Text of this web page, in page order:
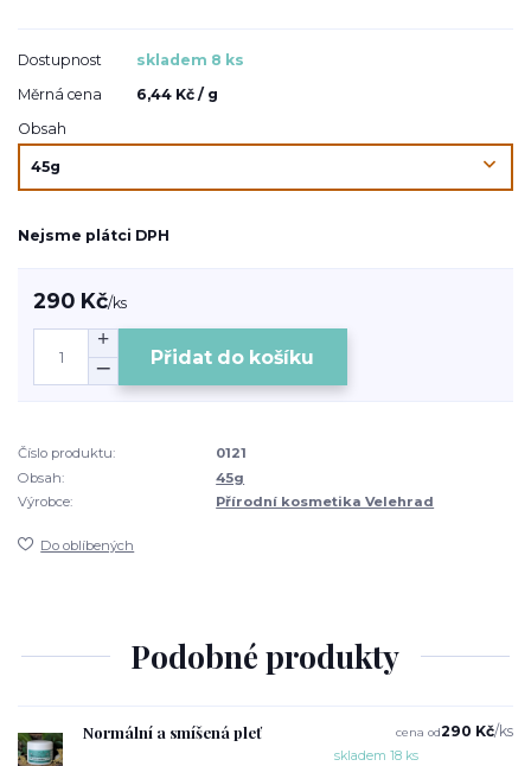
Dostupnost
skladem 8 ks
Měrná cena
6,44 Kč / g
Obsah
Nejsme plátci DPH
290 Kč/ks
Přidat do košíku
Číslo produktu:
0121
Obsah:
45g
Výrobce:
Přírodní kosmetika Velehrad
Do oblíbených
Podobné produkty
Normální a smíšená pleť cena od290 Kč/ks
skladem 18 ks